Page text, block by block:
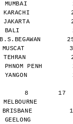
MUMBAI
KARACHI
JAKARTA
BALI
B.S.BEGAWAN
MUSCAT
TEHRAN
PENH
8        17
BRISBANE